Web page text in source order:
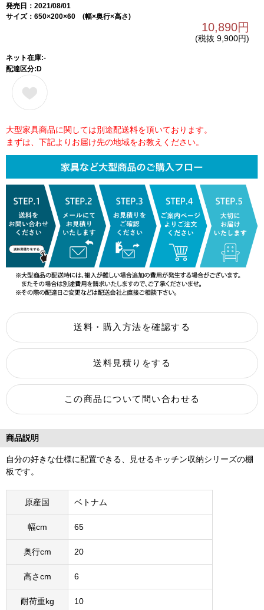
発売日：2021/08/01
サイズ：650×200×60 (幅×奥行×高さ)
10,890円
(税抜 9,900円)
ネット在庫:-
配達区分:D
大型家具商品に関しては別途配送料を頂いております。
まずは、下記よりお届け先の地域をお教えください。
商品説明
自分の好きな仕様に配置できる、見せるキッチン収納シリーズの棚
板です。
原産国 ベトナム
幅cm 65
奥行cm 20
高さcm 6
耐荷重kg 10